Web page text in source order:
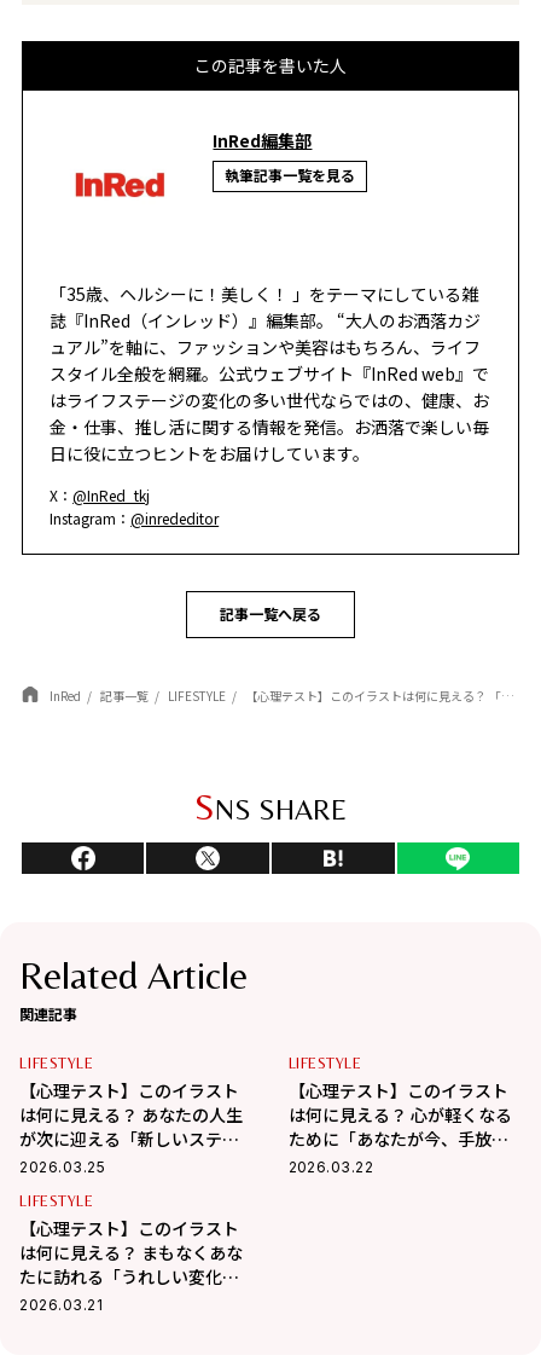
この記事を書いた人
InRed編集部
執筆記事一覧を見る
「35歳、ヘルシーに！美しく！ 」をテーマにしている雑
誌『InRed（インレッド）』編集部。 “大人のお洒落カジ
ュアル”を軸に、ファッションや美容はもちろん、ライフ
スタイル全般を網羅。公式ウェブサイト『InRed web』で
はライフステージの変化の多い世代ならではの、健康、お
金・仕事、推し活に関する情報を発信。お洒落で楽しい毎
日に役に立つヒントをお届けしています。
X：@InRed_tkj
Instagram：@inrededitor
記事一覧へ戻る
InRed 記事一覧 LIFESTYLE 【心理テスト】このイラストは何に見える？ 「3ヶ月後のあなたを輝かせる、新しい習慣」がわかる！
SNS SHARE
Related Article
関連記事
LIFESTYLE
【心理テスト】このイラスト
は何に見える？ あなたの人生
が次に迎える「新しいステー
ジ」がわかる！
2026.03.25
LIFESTYLE
【心理テスト】このイラスト
は何に見える？ 心が軽くなる
ために「あなたが今、手放す
べきもの」がわかる！
2026.03.22
LIFESTYLE
【心理テスト】このイラスト
は何に見える？ まもなくあな
たに訪れる「うれしい変化」
がわかる！
2026.03.21